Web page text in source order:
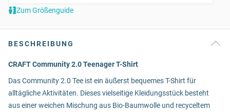
Zum Größenguide
BESCHREIBUNG
CRAFT Community 2.0 Teenager T-Shirt
Das Community 2.0 Tee ist ein äußerst bequemes T-Shirt für
alltägliche Aktivitäten. Dieses vielseitige Kleidungsstück besteht
aus einer weichen Mischung aus Bio-Baumwolle und recyceltem